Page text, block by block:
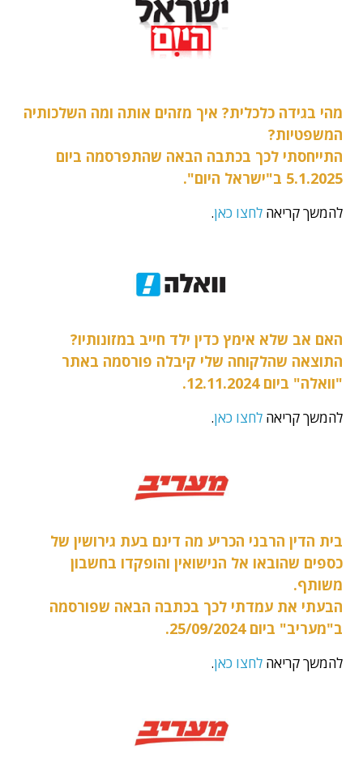
מהי בגידה כלכלית? איך מזהים אותה ומה השלכותיה
המשפטיות?
התייחסתי לכך בכתבה הבאה שהתפרסמה ביום
5.1.2025 ב"ישראל היום".
להמשך קריאה לחצו כאן.
האם אב שלא אימץ כדין ילד חייב במזונותיו?
התוצאה שהלקוחה שלי קיבלה פורסמה באתר
"וואלה" ביום 12.11.2024.
להמשך קריאה לחצו כאן.
בית הדין הרבני הכריע מה דינם בעת גירושין של
כספים שהובאו אל הנישואין והופקדו בחשבון
משותף.
הבעתי את עמדתי לכך בכתבה הבאה שפורסמה
ב"מעריב" ביום 25/09/2024.
להמשך קריאה לחצו כאן.